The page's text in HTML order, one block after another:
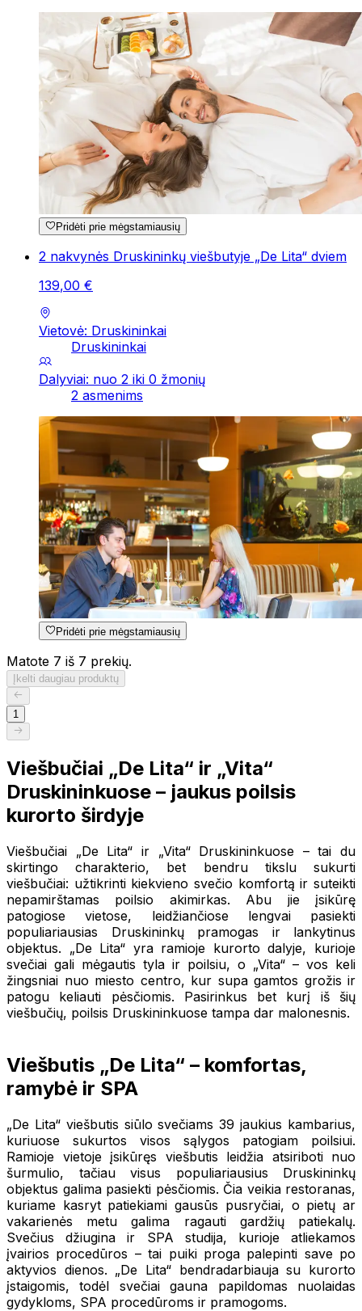
Pridėti prie mėgstamiausių
2 nakvynės Druskininkų viešbutyje „De Lita“ dviem
139,00 €
Vietovė: Druskininkai
Druskininkai
Dalyviai: nuo 2 iki 0 žmonių
2 asmenims
Pridėti prie mėgstamiausių
Matote 7 iš 7 prekių.
Įkelti daugiau produktų
1
Viešbučiai „De Lita“ ir „Vita“
Druskininkuose – jaukus poilsis
kurorto širdyje
Viešbučiai „De Lita“ ir „Vita“ Druskininkuose – tai du
skirtingo charakterio, bet bendru tikslu sukurti
viešbučiai: užtikrinti kiekvieno svečio komfortą ir suteikti
nepamirštamas poilsio akimirkas. Abu jie įsikūrę
patogiose vietose, leidžiančiose lengvai pasiekti
populiariausias Druskininkų pramogas ir lankytinus
objektus. „De Lita“ yra ramioje kurorto dalyje, kurioje
svečiai gali mėgautis tyla ir poilsiu, o „Vita“ – vos keli
žingsniai nuo miesto centro, kur supa gamtos grožis ir
patogu keliauti pėsčiomis. Pasirinkus bet kurį iš šių
viešbučių, poilsis Druskininkuose tampa dar malonesnis.
Viešbutis „De Lita“ – komfortas,
ramybė ir SPA
„De Lita“ viešbutis siūlo svečiams 39 jaukius kambarius,
kuriuose sukurtos visos sąlygos patogiam poilsiui.
Ramioje vietoje įsikūręs viešbutis leidžia atsiriboti nuo
šurmulio, tačiau visus populiariausius Druskininkų
objektus galima pasiekti pėsčiomis. Čia veikia restoranas,
kuriame kasryt patiekiami gausūs pusryčiai, o pietų ar
vakarienės metu galima ragauti gardžių patiekalų.
Svečius džiugina ir SPA studija, kurioje atliekamos
įvairios procedūros – tai puiki proga palepinti save po
aktyvios dienos. „De Lita“ bendradarbiauja su kurorto
įstaigomis, todėl svečiai gauna papildomas nuolaidas
gydykloms, SPA procedūroms ir pramogoms.